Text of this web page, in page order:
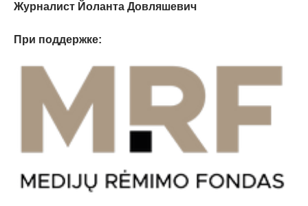
Журналист Йоланта Довляшевич
При поддержке: